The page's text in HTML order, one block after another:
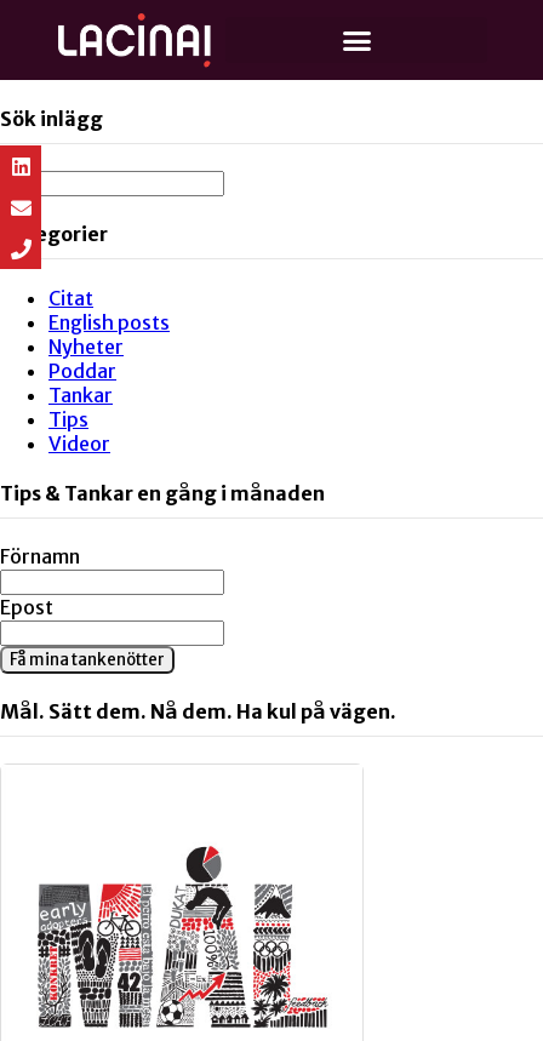
Sök inlägg
Kategorier
Citat
English posts
Nyheter
Poddar
Tankar
Tips
Videor
Tips & Tankar en gång i månaden
Förnamn
Epost
Få mina tankenötter
Mål. Sätt dem. Nå dem. Ha kul på vägen.